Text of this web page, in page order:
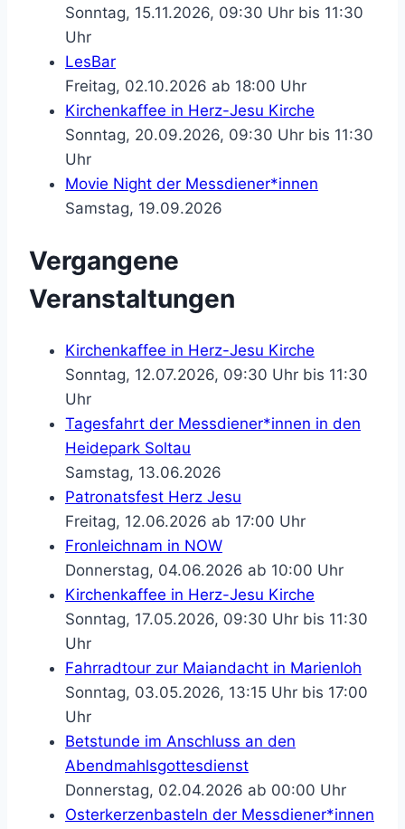
Sonntag, 15.11.2026, 09:30 Uhr bis 11:30
Uhr
LesBar
Freitag, 02.10.2026 ab 18:00 Uhr
Kirchenkaffee in Herz-Jesu Kirche
Sonntag, 20.09.2026, 09:30 Uhr bis 11:30
Uhr
Movie Night der Messdiener*innen
Samstag, 19.09.2026
Vergangene
Veranstaltungen
Kirchenkaffee in Herz-Jesu Kirche
Sonntag, 12.07.2026, 09:30 Uhr bis 11:30
Uhr
Tagesfahrt der Messdiener*innen in den
Heidepark Soltau
Samstag, 13.06.2026
Patronatsfest Herz Jesu
Freitag, 12.06.2026 ab 17:00 Uhr
Fronleichnam in NOW
Donnerstag, 04.06.2026 ab 10:00 Uhr
Kirchenkaffee in Herz-Jesu Kirche
Sonntag, 17.05.2026, 09:30 Uhr bis 11:30
Uhr
Fahrradtour zur Maiandacht in Marienloh
Sonntag, 03.05.2026, 13:15 Uhr bis 17:00
Uhr
Betstunde im Anschluss an den
Abendmahlsgottesdienst
Donnerstag, 02.04.2026 ab 00:00 Uhr
Osterkerzenbasteln der Messdiener*innen